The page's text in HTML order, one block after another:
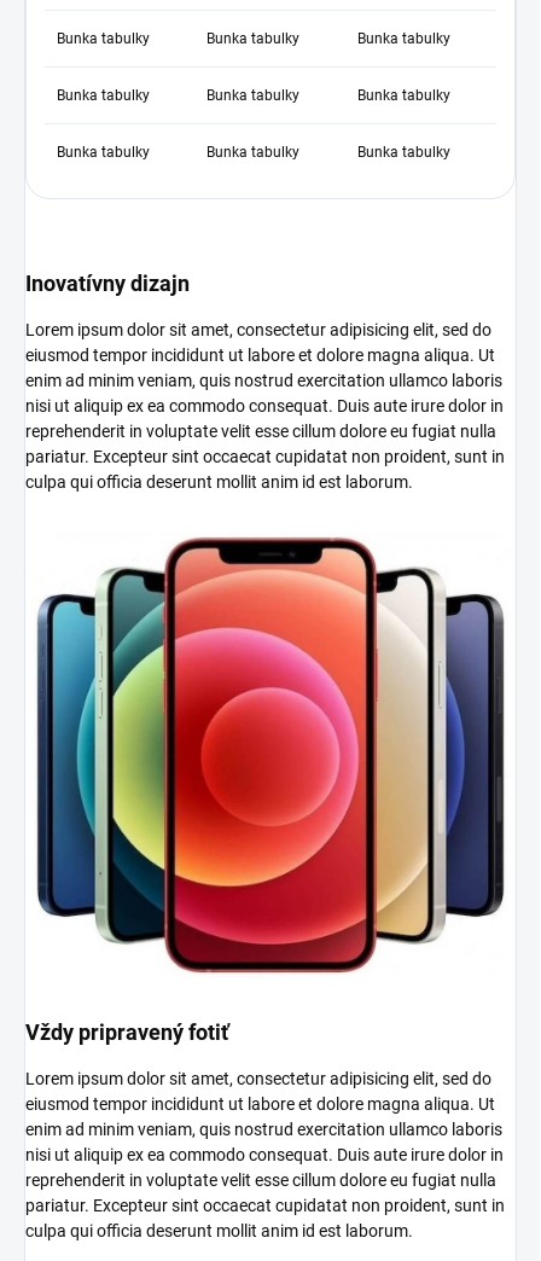
Bunka tabulky Bunka tabulky Bunka tabulky
Bunka tabulky Bunka tabulky Bunka tabulky
Bunka tabulky Bunka tabulky Bunka tabulky
Inovatívny dizajn
Lorem ipsum dolor sit amet, consectetur adipisicing elit, sed do
eiusmod tempor incididunt ut labore et dolore magna aliqua. Ut
enim ad minim veniam, quis nostrud exercitation ullamco laboris
nisi ut aliquip ex ea commodo consequat. Duis aute irure dolor in
reprehenderit in voluptate velit esse cillum dolore eu fugiat nulla
pariatur. Excepteur sint occaecat cupidatat non proident, sunt in
culpa qui officia deserunt mollit anim id est laborum.
Vždy pripravený fotiť
Lorem ipsum dolor sit amet, consectetur adipisicing elit, sed do
eiusmod tempor incididunt ut labore et dolore magna aliqua. Ut
enim ad minim veniam, quis nostrud exercitation ullamco laboris
nisi ut aliquip ex ea commodo consequat. Duis aute irure dolor in
reprehenderit in voluptate velit esse cillum dolore eu fugiat nulla
pariatur. Excepteur sint occaecat cupidatat non proident, sunt in
culpa qui officia deserunt mollit anim id est laborum.